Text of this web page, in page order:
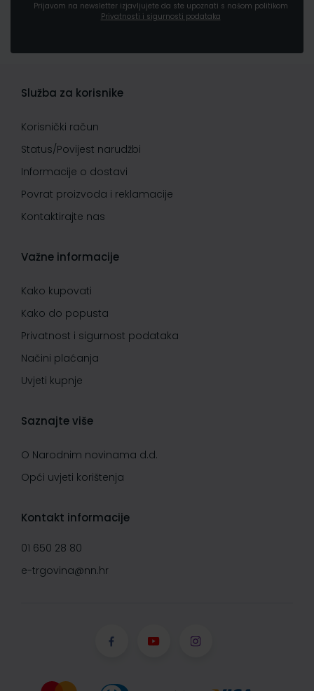
Prijavom na newsletter izjavljujete da ste upoznati s našom politikom
Privatnosti i sigurnosti podataka
Služba za korisnike
Korisnički račun
Status/Povijest narudžbi
Informacije o dostavi
Povrat proizvoda i reklamacije
Kontaktirajte nas
Važne informacije
Kako kupovati
Kako do popusta
Privatnost i sigurnost podataka
Načini plaćanja
Uvjeti kupnje
Saznajte više
O Narodnim novinama d.d.
Opći uvjeti korištenja
Kontakt informacije
01 650 28 80
e-trgovina@nn.hr